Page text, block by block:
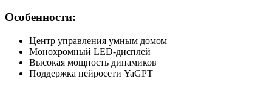
Особенности:
Центр управления умным домом
Монохромный LED-дисплей
Высокая мощность динамиков
Поддержка нейросети YaGPT